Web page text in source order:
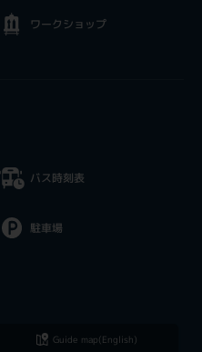
ワークショップ
バス時刻表
駐車場
Guide map(English)